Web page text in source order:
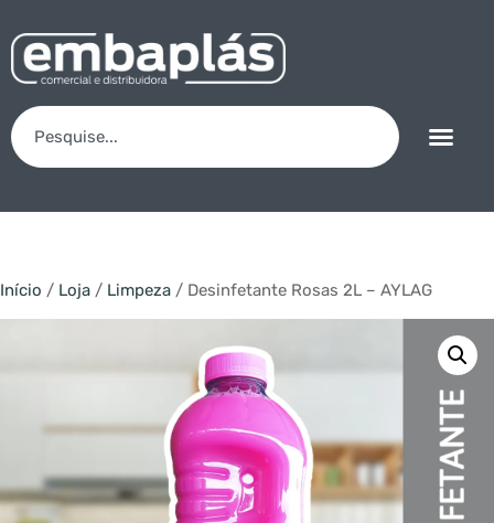
Início / Loja / Limpeza / Desinfetante Rosas 2L – AYLAG